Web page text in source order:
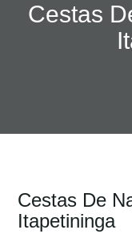
Cestas
Cestas De
Itapetininga